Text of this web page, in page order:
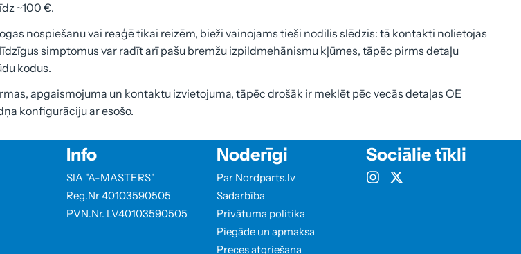
~100 €.
nospiešanu vai reaģē tikai reizēm, bieži vainojams tieši nodilis slēdzis: tā kontakti nolietojas
simptomus var radīt arī pašu bremžu izpildmehānismu kļūmes, tāpēc pirms detaļu
kodus.
apgaismojuma un kontaktu izvietojuma, tāpēc drošāk ir meklēt pēc vecās detaļas OE
konfigurāciju ar esošo.
Info
SIA "A-MASTERS"
Reg.Nr 40103590505
PVN.Nr. LV40103590505
Noderīgi
Par Nordparts.lv
Sadarbība
Privātuma politika
Piegāde un apmaksa
Preces atgriešana
Sociālie tīkli